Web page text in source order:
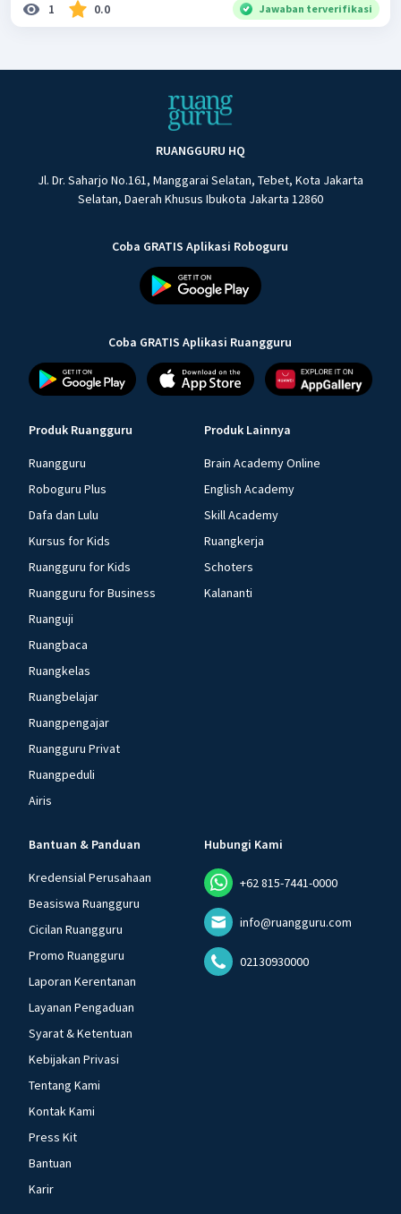
1 0.0 Jawaban terverifikasi
RUANGGURU HQ
Jl. Dr. Saharjo No.161, Manggarai Selatan, Tebet, Kota Jakarta
Selatan, Daerah Khusus Ibukota Jakarta 12860
Coba GRATIS Aplikasi Roboguru
Coba GRATIS Aplikasi Ruangguru
Produk Ruangguru
Ruangguru
Roboguru Plus
Dafa dan Lulu
Kursus for Kids
Ruangguru for Kids
Ruangguru for Business
Ruanguji
Ruangbaca
Ruangkelas
Ruangbelajar
Ruangpengajar
Ruangguru Privat
Ruangpeduli
Airis
Produk Lainnya
Brain Academy Online
English Academy
Skill Academy
Ruangkerja
Schoters
Kalananti
Bantuan & Panduan
Kredensial Perusahaan
Beasiswa Ruangguru
Cicilan Ruangguru
Promo Ruangguru
Laporan Kerentanan
Layanan Pengaduan
Syarat & Ketentuan
Kebijakan Privasi
Tentang Kami
Kontak Kami
Press Kit
Bantuan
Karir
Hubungi Kami
+62 815-7441-0000
info@ruangguru.com
02130930000